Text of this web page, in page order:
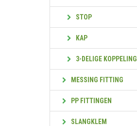
STOP
KAP
3-DELIGE KOPPELING
MESSING FITTING
PP FITTINGEN
SLANGKLEM